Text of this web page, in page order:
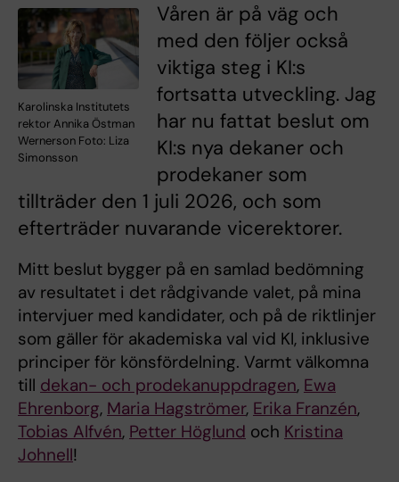
Karolinska Institutets
rektor Annika Östman
Wernerson Foto: Liza
Simonsson
Våren är på väg och
med den följer också
viktiga steg i KI:s
fortsatta utveckling. Jag
har nu fattat beslut om
KI:s nya dekaner och
prodekaner som
tillträder den 1 juli 2026, och som
efterträder nuvarande vicerektorer.
Mitt beslut bygger på en samlad bedömning
av resultatet i det rådgivande valet, på mina
intervjuer med kandidater, och på de riktlinjer
som gäller för akademiska val vid KI, inklusive
principer för könsfördelning. Varmt välkomna
till dekan- och prodekanuppdragen, Ewa
Ehrenborg, Maria Hagströmer, Erika Franzén,
Tobias Alfvén, Petter Höglund och Kristina
Johnell!